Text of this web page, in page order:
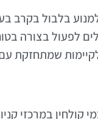
בלבול בקרב
לפעול בצורה
שמתחזקת
במרכזי